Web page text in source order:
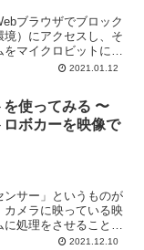
ブラウザでブロック
）にアクセスし、そ
マイクロビットに書
って若干... 2021.01.12
使ってみる 〜
ボカーを映像で
ンサー」というものが
カメラに映っている映
処理をさせることが
、プログラム...2021.12.10